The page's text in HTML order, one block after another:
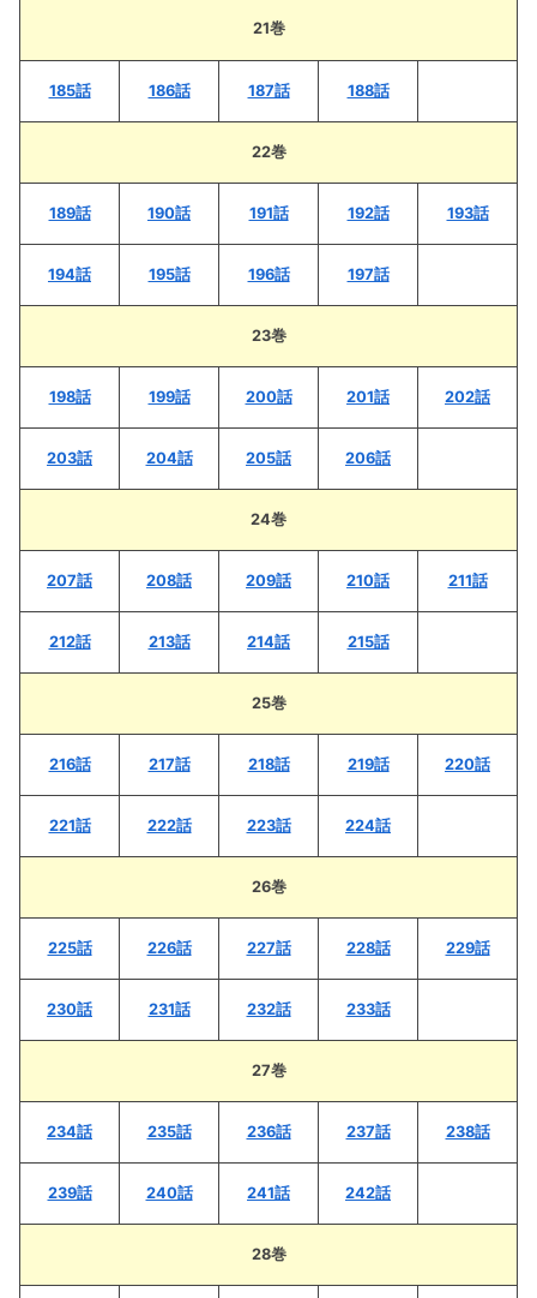
21巻
185話 186話 187話 188話
22巻
189話 190話 191話 192話 193話
194話 195話 196話 197話
23巻
198話 199話 200話 201話 202話
203話 204話 205話 206話
24巻
207話 208話 209話 210話 211話
212話 213話 214話 215話
25巻
216話 217話 218話 219話 220話
221話 222話 223話 224話
26巻
225話 226話 227話 228話 229話
230話 231話 232話 233話
27巻
234話 235話 236話 237話 238話
239話 240話 241話 242話
28巻